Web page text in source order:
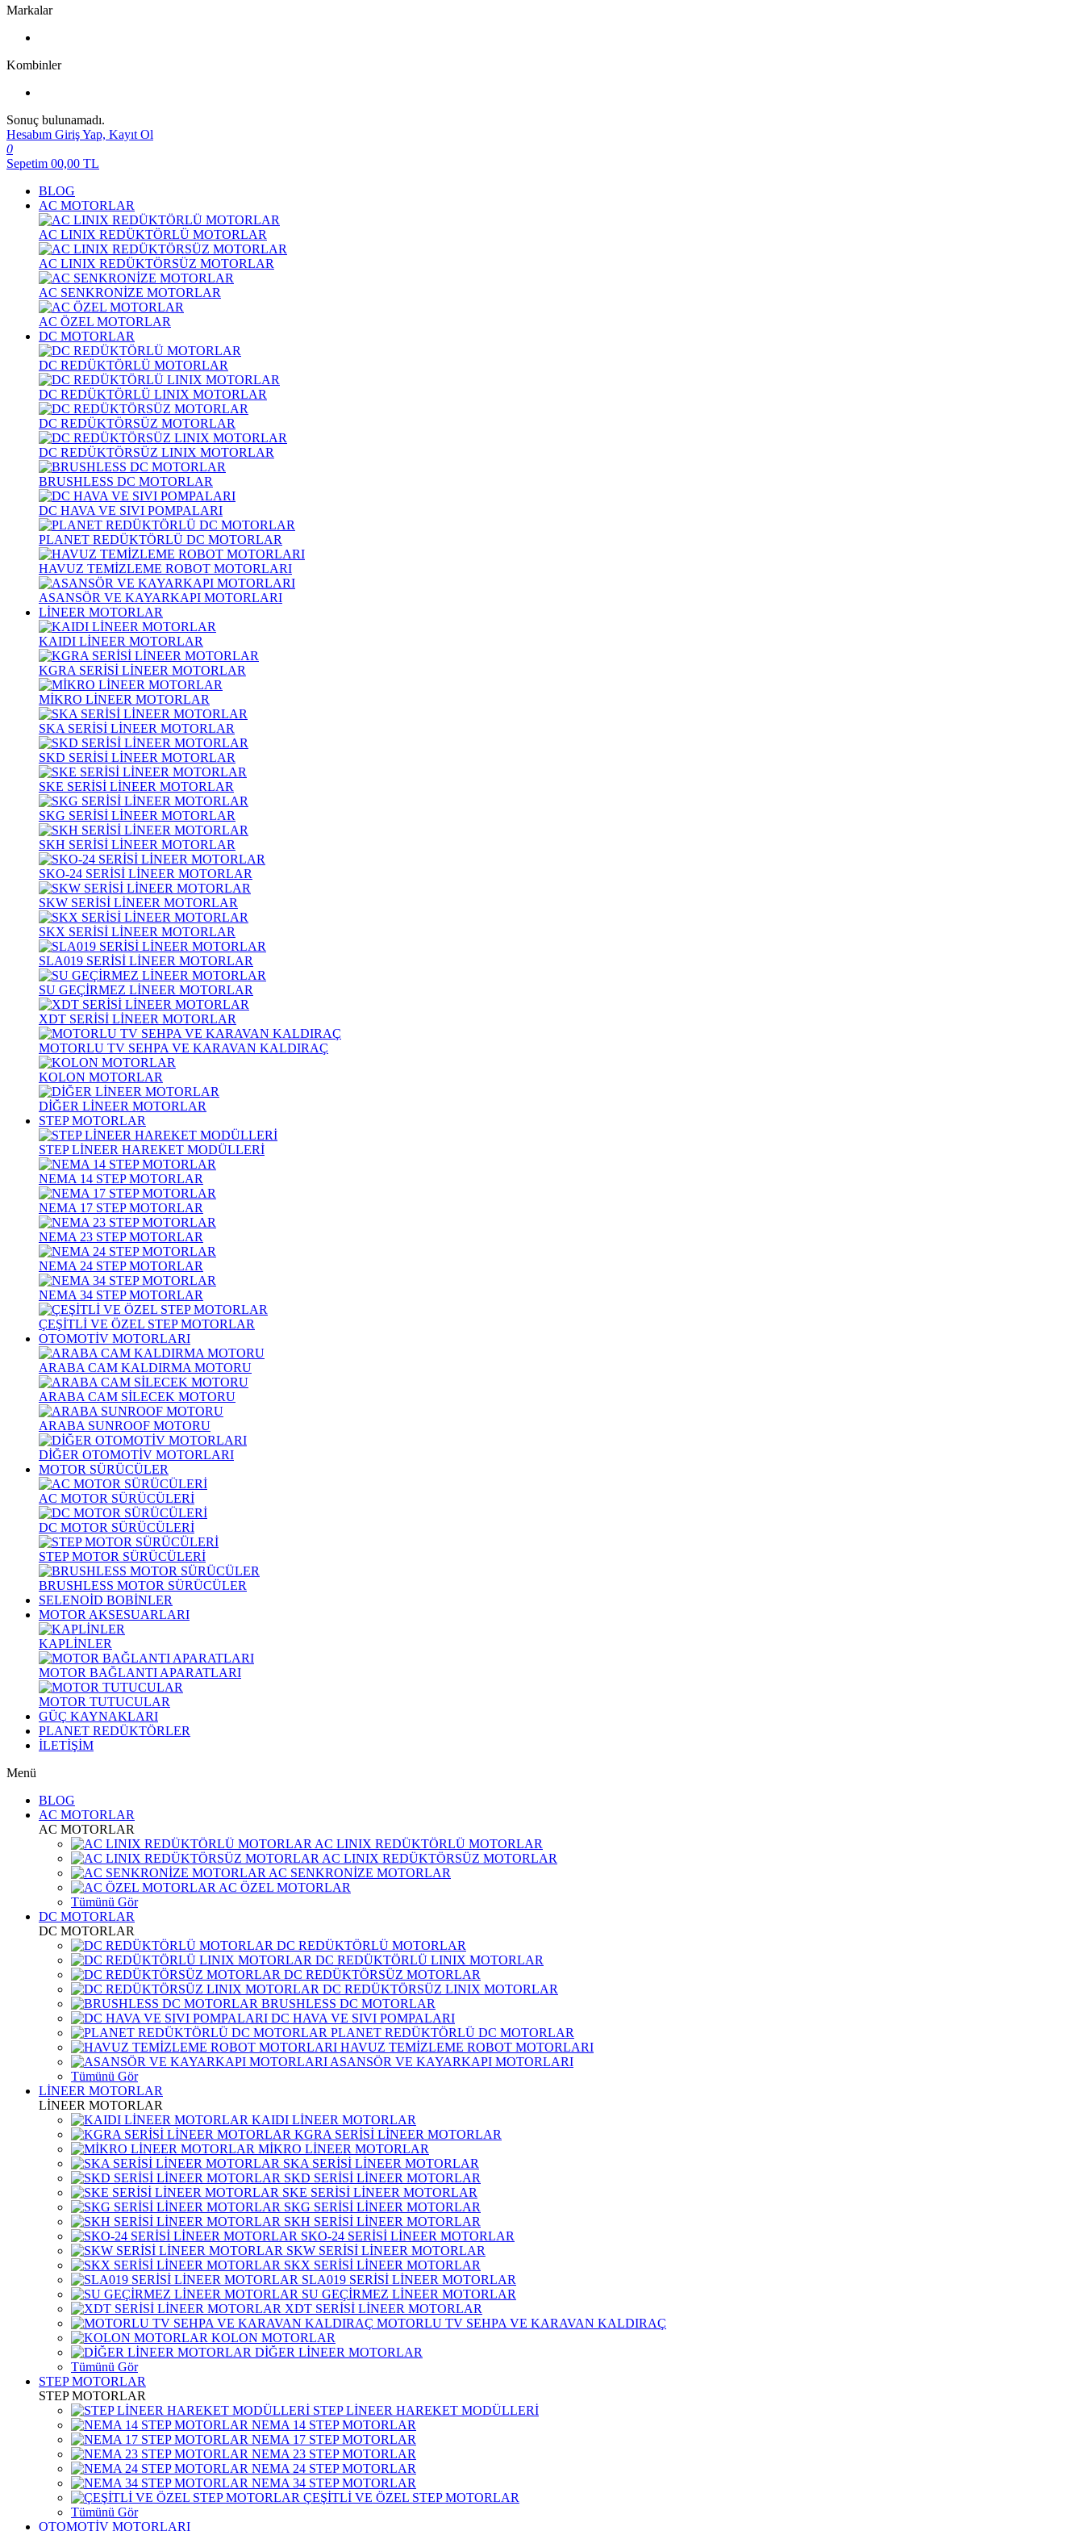
Markalar
Kombinler
Sonuç bulunamadı.
Hesabım Giriş Yap, Kayıt Ol
0
Sepetim 00,00 TL
BLOG
AC MOTORLAR
AC LINIX REDÜKTÖRLÜ MOTORLAR
AC LINIX REDÜKTÖRSÜZ MOTORLAR
AC SENKRONİZE MOTORLAR
AC ÖZEL MOTORLAR
DC MOTORLAR
DC REDÜKTÖRLÜ MOTORLAR
DC REDÜKTÖRLÜ LINIX MOTORLAR
DC REDÜKTÖRSÜZ MOTORLAR
DC REDÜKTÖRSÜZ LINIX MOTORLAR
BRUSHLESS DC MOTORLAR
DC HAVA VE SIVI POMPALARI
PLANET REDÜKTÖRLÜ DC MOTORLAR
HAVUZ TEMİZLEME ROBOT MOTORLARI
ASANSÖR VE KAYARKAPI MOTORLARI
LİNEER MOTORLAR
KAIDI LİNEER MOTORLAR
KGRA SERİSİ LİNEER MOTORLAR
MİKRO LİNEER MOTORLAR
SKA SERİSİ LİNEER MOTORLAR
SKD SERİSİ LİNEER MOTORLAR
SKE SERİSİ LİNEER MOTORLAR
SKG SERİSİ LİNEER MOTORLAR
SKH SERİSİ LİNEER MOTORLAR
SKO-24 SERİSİ LİNEER MOTORLAR
SKW SERİSİ LİNEER MOTORLAR
SKX SERİSİ LİNEER MOTORLAR
SLA019 SERİSİ LİNEER MOTORLAR
SU GEÇİRMEZ LİNEER MOTORLAR
XDT SERİSİ LİNEER MOTORLAR
MOTORLU TV SEHPA VE KARAVAN KALDIRAÇ
KOLON MOTORLAR
DİĞER LİNEER MOTORLAR
STEP MOTORLAR
STEP LİNEER HAREKET MODÜLLERİ
NEMA 14 STEP MOTORLAR
NEMA 17 STEP MOTORLAR
NEMA 23 STEP MOTORLAR
NEMA 24 STEP MOTORLAR
NEMA 34 STEP MOTORLAR
ÇEŞİTLİ VE ÖZEL STEP MOTORLAR
OTOMOTİV MOTORLARI
ARABA CAM KALDIRMA MOTORU
ARABA CAM SİLECEK MOTORU
ARABA SUNROOF MOTORU
DİĞER OTOMOTİV MOTORLARI
MOTOR SÜRÜCÜLER
AC MOTOR SÜRÜCÜLERİ
DC MOTOR SÜRÜCÜLERİ
STEP MOTOR SÜRÜCÜLERİ
BRUSHLESS MOTOR SÜRÜCÜLER
SELENOİD BOBİNLER
MOTOR AKSESUARLARI
KAPLİNLER
MOTOR BAĞLANTI APARATLARI
MOTOR TUTUCULAR
GÜÇ KAYNAKLARI
PLANET REDÜKTÖRLER
İLETİŞİM
Menü
BLOG
AC MOTORLAR
AC MOTORLAR
AC LINIX REDÜKTÖRLÜ MOTORLAR
AC LINIX REDÜKTÖRSÜZ MOTORLAR
AC SENKRONİZE MOTORLAR
AC ÖZEL MOTORLAR
Tümünü Gör
DC MOTORLAR
DC MOTORLAR
DC REDÜKTÖRLÜ MOTORLAR
DC REDÜKTÖRLÜ LINIX MOTORLAR
DC REDÜKTÖRSÜZ MOTORLAR
DC REDÜKTÖRSÜZ LINIX MOTORLAR
BRUSHLESS DC MOTORLAR
DC HAVA VE SIVI POMPALARI
PLANET REDÜKTÖRLÜ DC MOTORLAR
HAVUZ TEMİZLEME ROBOT MOTORLARI
ASANSÖR VE KAYARKAPI MOTORLARI
Tümünü Gör
LİNEER MOTORLAR
LİNEER MOTORLAR
KAIDI LİNEER MOTORLAR
KGRA SERİSİ LİNEER MOTORLAR
MİKRO LİNEER MOTORLAR
SKA SERİSİ LİNEER MOTORLAR
SKD SERİSİ LİNEER MOTORLAR
SKE SERİSİ LİNEER MOTORLAR
SKG SERİSİ LİNEER MOTORLAR
SKH SERİSİ LİNEER MOTORLAR
SKO-24 SERİSİ LİNEER MOTORLAR
SKW SERİSİ LİNEER MOTORLAR
SKX SERİSİ LİNEER MOTORLAR
SLA019 SERİSİ LİNEER MOTORLAR
SU GEÇİRMEZ LİNEER MOTORLAR
XDT SERİSİ LİNEER MOTORLAR
MOTORLU TV SEHPA VE KARAVAN KALDIRAÇ
KOLON MOTORLAR
DİĞER LİNEER MOTORLAR
Tümünü Gör
STEP MOTORLAR
STEP MOTORLAR
STEP LİNEER HAREKET MODÜLLERİ
NEMA 14 STEP MOTORLAR
NEMA 17 STEP MOTORLAR
NEMA 23 STEP MOTORLAR
NEMA 24 STEP MOTORLAR
NEMA 34 STEP MOTORLAR
ÇEŞİTLİ VE ÖZEL STEP MOTORLAR
Tümünü Gör
OTOMOTİV MOTORLARI